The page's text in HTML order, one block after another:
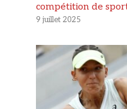
compétition de
9 juillet 2025